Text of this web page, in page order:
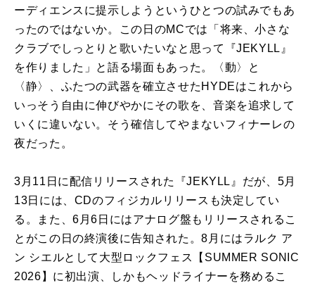
ーディエンスに提示しようというひとつの試みでもあ
ったのではないか。この日のMCでは「将来、小さな
クラブでしっとりと歌いたいなと思って『JEKYLL』
を作りました」と語る場面もあった。〈動〉と
〈静〉、ふたつの武器を確立させたHYDEはこれから
いっそう自由に伸びやかにその歌を、音楽を追求して
いくに違いない。そう確信してやまないフィナーレの
夜だった。
3月11日に配信リリースされた『JEKYLL』だが、5月
13日には、CDのフィジカルリリースも決定してい
る。また、6月6日にはアナログ盤もリリースされるこ
とがこの日の終演後に告知された。8月にはラルク ア
ン シエルとして大型ロックフェス【SUMMER SONIC
2026】に初出演、しかもヘッドライナーを務めるこ